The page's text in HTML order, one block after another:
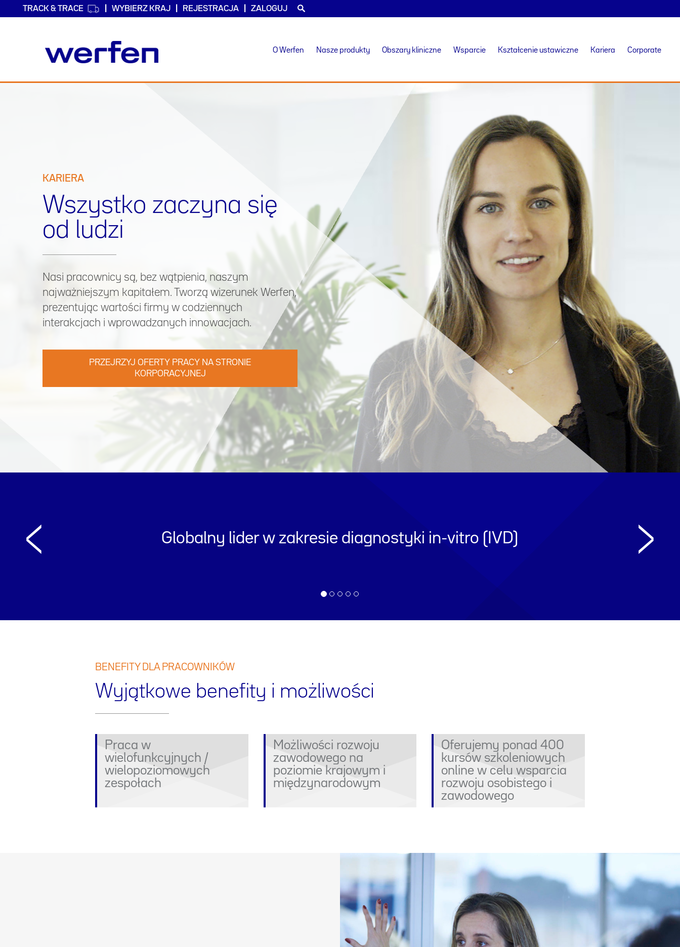
TRACK & TRACE WYBIERZ KRAJ REJESTRACJA ZALOGUJ
O Werfen Nasze produkty Obszary kliniczne Wsparcie Kształcenie ustawiczne Kariera Corporate
KARIERA
Wszystko zaczyna się
od ludzi
Nasi pracownicy są, bez wątpienia, naszym
najważniejszym kapitałem. Tworzą wizerunek Werfen,
prezentując wartości firmy w codziennych
interakcjach i wprowadzanych innowacjach.
PRZEJRZYJ OFERTY PRACY NA STRONIE
KORPORACYJNEJ
Globalny lider w zakresie diagnostyki in-vitro (IVD)
< >
BENEFITY DLA PRACOWNIKÓW
Wyjątkowe benefity i możliwości
Praca w
wielofunkcyjnych /
wielopoziomowych
zespołach
Możliwości rozwoju
zawodowego na
poziomie krajowym i
międzynarodowym
Oferujemy ponad 400
kursów szkoleniowych
online w celu wsparcia
rozwoju osobistego i
zawodowego